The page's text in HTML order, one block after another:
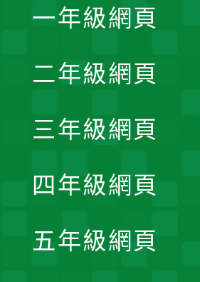
一年級網頁
二年級網頁
三年級網頁
四年級網頁
五年級網頁